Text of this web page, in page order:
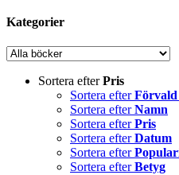
Kategorier
Sortera efterPris
Sortera efter
Sortera efterNamn
Sortera efterPris
Sortera efterDatum
Sortera efter
Sortera efterBetyg